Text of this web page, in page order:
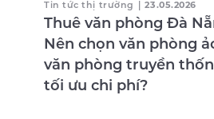
Tin tức thị trường 23.05.2026
Thuê văn phòng Đà
Nên chọn văn phòng
văn phòng truyền
tối ưu chi phí?